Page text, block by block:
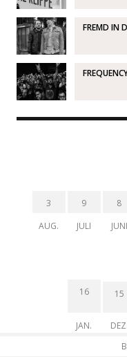
FREMD IN
3
AUG.
9
JULI
8
JUNI
16
JAN.
15
DEZ.